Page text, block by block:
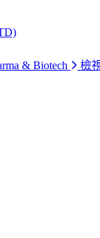
& Biotech
檢